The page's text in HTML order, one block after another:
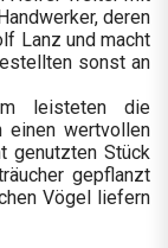
deren
Lanz und macht
sonst an
leisteten die
einen wertvollen
genutzten Stück
gepflanzt
Vögel liefern